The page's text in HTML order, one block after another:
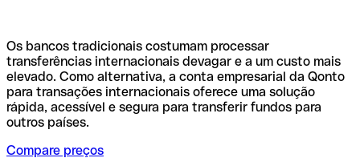
Os bancos tradicionais costumam processar
transferências internacionais devagar e a um custo mais
elevado. Como alternativa, a conta empresarial da Qonto
para transações internacionais oferece uma solução
rápida, acessível e segura para transferir fundos para
outros países.
Compare preços